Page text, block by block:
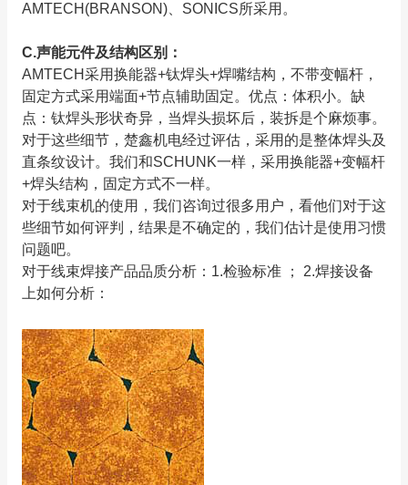
AMTECH(BRANSON)、SONICS所采用。
C.声能元件及结构区别：
AMTECH采用换能器+钛焊头+焊嘴结构，不带变幅杆，
固定方式采用端面+节点辅助固定。优点：体积小。缺
点：钛焊头形状奇异，当焊头损坏后，装拆是个麻烦事。
对于这些细节，楚鑫机电经过评估，采用的是整体焊头及
直条纹设计。我们和SCHUNK一样，采用换能器+变幅杆
+焊头结构，固定方式不一样。
对于线束机的使用，我们咨询过很多用户，看他们对于这
些细节如何评判，结果是不确定的，我们估计是使用习惯
问题吧。
对于线束焊接产品品质分析：1.检验标准 ； 2.焊接设备
上如何分析：